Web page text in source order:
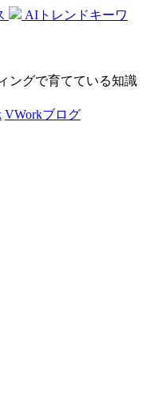
AIトレンドキーワ
ングで育てている知識
VWorkブログ